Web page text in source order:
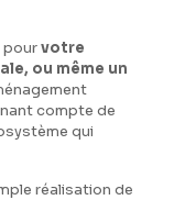
pourvotre
ou même un
compte de
qui
réalisation de